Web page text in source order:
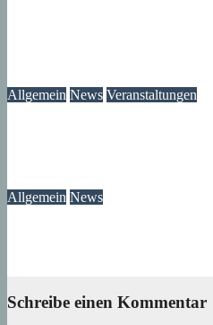
Allgemein News Veranstaltungen
Allgemein News
Schreibe einen Kommentar